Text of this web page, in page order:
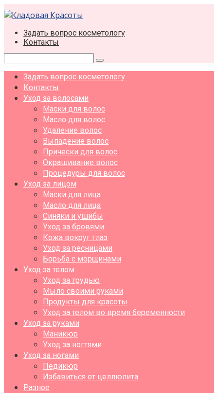
Перейти
к
контентуЗадать вопрос косметологу
Контакты
Поиск:
Задать вопрос косметологу
Контакты
Уход за волосами
Маски для волос
Масло для волос
Удаление волос
Выпадение волос
Прически для волос
Окрашивание волос
Процедуры для волос
Уход за лицом
Маски для лица
Масло для лица
Синяки и ушибы
Уход за бровями
Кожа вокруг глаз
Уход за ресницами
Борьба с морщинами
Уход за телом
Уход за грудью
Мыло своими руками
Продукты для красоты
Уход за телом во время беременности
Уход за руками
Маникюр
Уход за ногтями
Уход за ногами
Педикюр
Избавиться от целлюлита
Разное